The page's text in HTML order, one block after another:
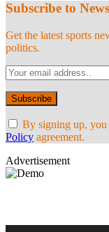
Subscribe to News
Get the latest sports
politics.
By signing up, you
Policy agreement.
Advertisement